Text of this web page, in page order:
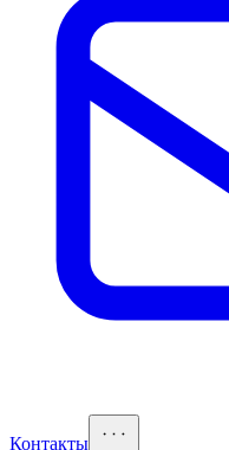
Контакты